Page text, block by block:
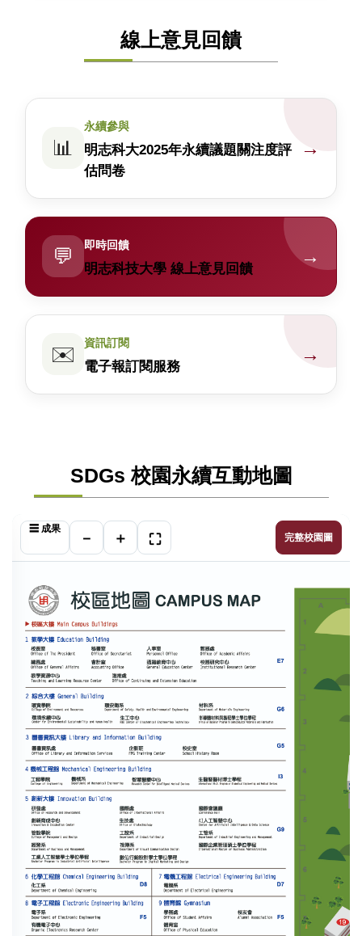
線上意見回饋
📊
永續參與
明志科大2025年永續議題關注度評
估問卷
→
💬 即時回饋
明志科技大學 線上意見回饋
→
✉️ 資訊訂閱
電子報訂閱服務
→
SDGs 校園永續互動地圖